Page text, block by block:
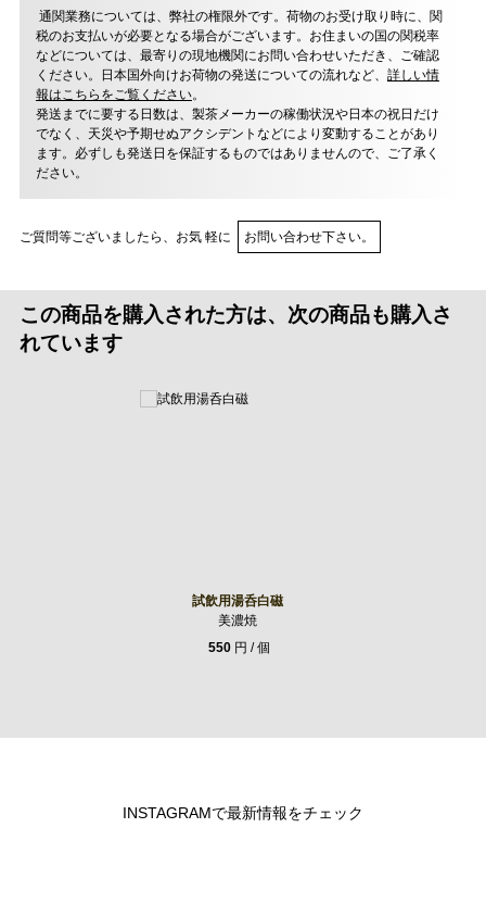
通関業務については、弊社の権限外です。荷物のお受け取り時に、関
税のお支払いが必要となる場合がございます。お住まいの国の関税率
などについては、最寄りの現地機関にお問い合わせいただき、ご確認
ください。日本国外向けお荷物の発送についての流れなど、 詳しい情
報はこちらをご覧ください。
発送までに要する日数は、製茶メーカーの稼働状況や日本の祝日だけ
でなく、天災や予期せぬアクシデントなどにより変動することがあり
ます。必ずしも発送日を保証するものではありませんので、ご了承く
ださい。
ご質問等ございましたら、お気 軽に お問い合わせ下さい。
この商品を購入された方は、次の商品も購入さ
れています
試飲用湯呑白磁
美濃焼
550円 / 個
INSTAGRAMで最新情報をチェック